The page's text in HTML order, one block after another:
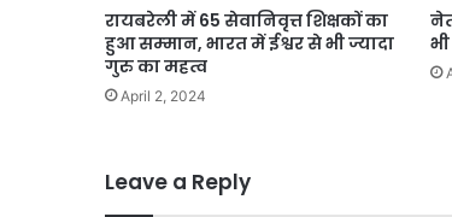
जा
ए
घ
र
न
रायबरेली में 65 सेवानिवृत्त शिक्षकों का
हुआ सम्‍मान, भारत में ईश्वर से भी ज्यादा
गुरु का महत्व
April 2, 2024
Leave a Reply